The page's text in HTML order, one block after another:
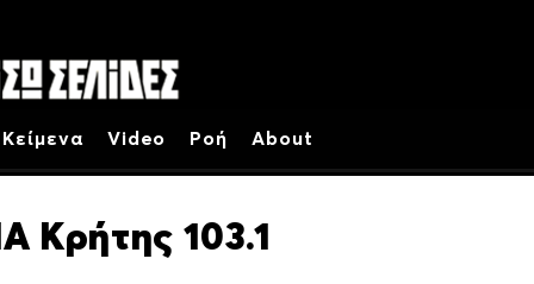
Κείμενα Video Ροή About
Κρήτης 103.1